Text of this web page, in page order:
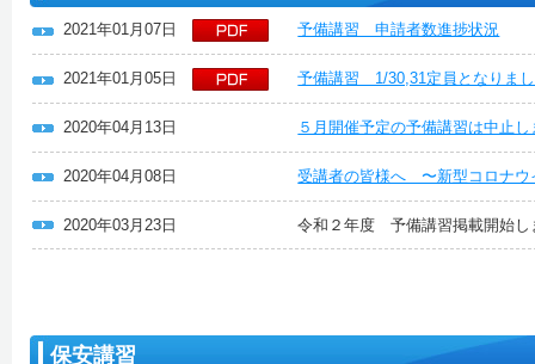
2021年01月07日 予備講習 申請者数進捗状況
2021年01月05日 予備講習 1/30,31定員となりま
2020年04月13日 ５月開催予定の予備講習は中止し
2020年04月08日 受講者の皆様へ 〜新型コロナウ
2020年03月23日 令和２年度 予備講習掲載開始
保安講習